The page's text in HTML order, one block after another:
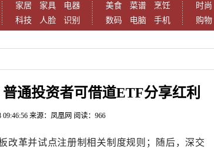
家居 家具
电器
科技
人脸 识别
美食 菜谱
烹饪
数码
电脑 手机
时尚
购物
通投资者可借道ETF分享红利
09:46:56 来源：凤凰网 阅读：966
改革并试点注册制相关制度规则；随后，深交